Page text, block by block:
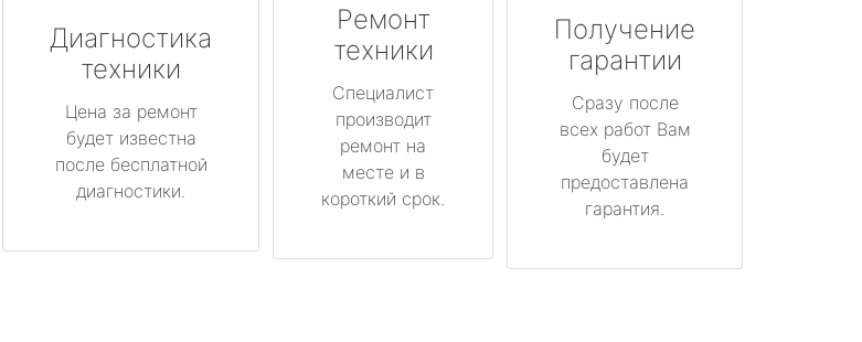
Диагностика
техники
Цена за ремонт
будет известна
после бесплатной
диагностики.
Ремонт
техники
Специалист
производит
ремонт на
месте и в
короткий срок.
Получение
гарантии
Сразу после
всех работ Вам
будет
предоставлена
гарантия.